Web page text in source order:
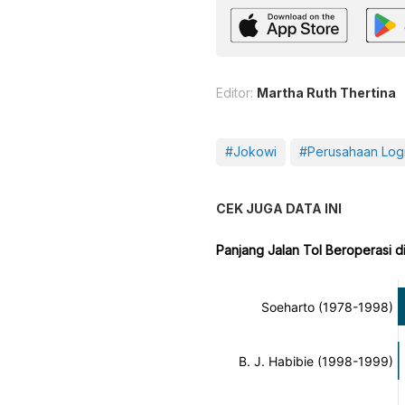
Editor: Martha Ruth Thertina
#Jokowi #Perusahaan
CEK JUGA DATA INI